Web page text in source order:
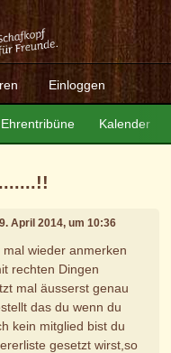
Einloggen
Ehrentribüne Kalender
April 2014, um 10:36
wieder anmerken
rechten Dingen
mal äusserst genau
das du wenn du
kein mitglied bist du
gesetzt wirst,so